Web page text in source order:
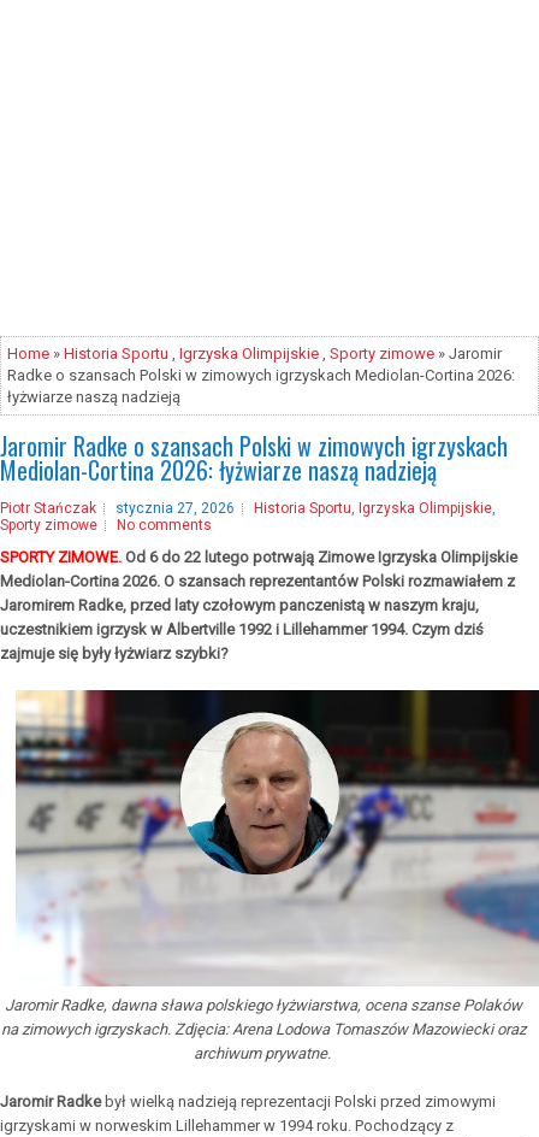
Home » Historia Sportu , Igrzyska Olimpijskie , Sporty zimowe » Jaromir
Radke o szansach Polski w zimowych igrzyskach Mediolan-Cortina 2026:
łyżwiarze naszą nadzieją
Jaromir Radke o szansach Polski w zimowych igrzyskach
Mediolan-Cortina 2026: łyżwiarze naszą nadzieją
Piotr Stańczak stycznia 27, 2026 Historia Sportu, Igrzyska Olimpijskie,
Sporty zimowe
No comments
SPORTY ZIMOWE. Od 6 do 22 lutego potrwają Zimowe Igrzyska Olimpijskie
Mediolan-Cortina 2026. O szansach reprezentantów Polski rozmawiałem z
Jaromirem Radke, przed laty czołowym panczenistą w naszym kraju,
uczestnikiem igrzysk w Albertville 1992 i Lillehammer 1994. Czym dziś
zajmuje się były łyżwiarz szybki?
Jaromir Radke, dawna sława polskiego łyżwiarstwa, ocena szanse Polaków
na zimowych igrzyskach. Zdjęcia: Arena Lodowa Tomaszów Mazowiecki oraz
archiwum prywatne.
Jaromir Radkebył wielką nadzieją reprezentacji Polski przed zimowymi
igrzyskami w norweskim Lillehammer w 1994 roku. Pochodzący z